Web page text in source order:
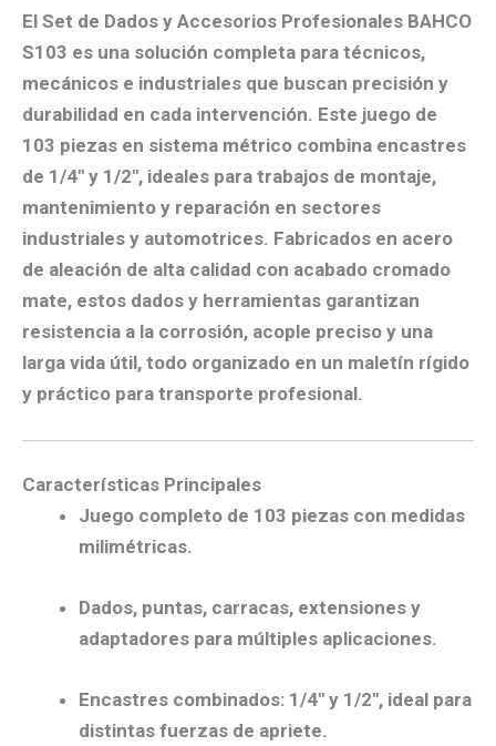
El Set de Dados y Accesorios Profesionales BAHCO
S103 es una solución completa para técnicos,
mecánicos e industriales que buscan precisión y
durabilidad en cada intervención. Este juego de
103 piezas en sistema métrico combina encastres
de 1/4″ y 1/2″, ideales para trabajos de montaje,
mantenimiento y reparación en sectores
industriales y automotrices. Fabricados en acero
de aleación de alta calidad con acabado cromado
mate, estos dados y herramientas garantizan
resistencia a la corrosión, acople preciso y una
larga vida útil, todo organizado en un maletín rígido
y práctico para transporte profesional.
Características Principales
Juego completo de 103 piezas con medidas
milimétricas.
Dados, puntas, carracas, extensiones y
adaptadores para múltiples aplicaciones.
Encastres combinados: 1/4″ y 1/2″, ideal para
distintas fuerzas de apriete.